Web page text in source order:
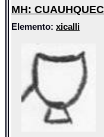
MH:
Elemento:xicalli